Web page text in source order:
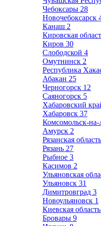
Чебоксары 28
Новочебоксарск
Канаш 2
Кировская
Киров 30
Слободской 4
Омутнинск 2
Республика
Абакан 25
Черногорск 12
Саяногорск 5
Хабаровский
Хабаровск 37
Комсомольск-
Амурск 2
Рязанская область
Рязань 27
Рыбное 3
Касимов 2
Ульяновская
Ульяновск 31
Димитровград 3
Новоульяновск 1
Киевская область
Бровары 9